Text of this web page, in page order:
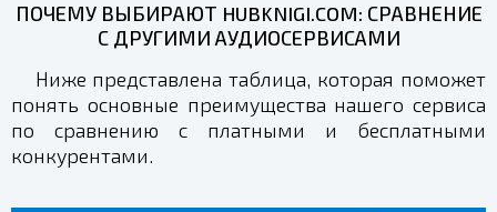
ПОЧЕМУ ВЫБИРАЮТ HUBKNIGI.COM: СРАВНЕНИЕ
С ДРУГИМИ АУДИОСЕРВИСАМИ
Ниже представлена таблица, которая поможет
понять основные преимущества нашего сервиса
по сравнению с платными и бесплатными
конкурентами.